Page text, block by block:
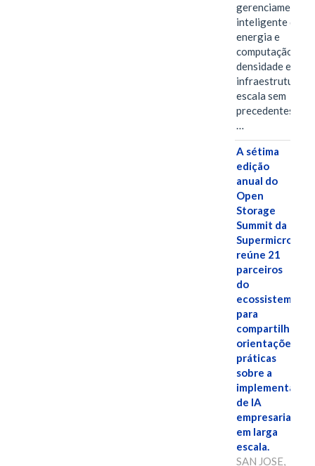
gerenciamento
inteligente de
energia e
computação de
densidade em
infraestrutura
escala sem
…
A sétima
edição
anual do
Open
Storage
Summit da
Supermicro
reúne 21
parceiros
do
ecossistema
para
compartilhar
orientações
práticas
sobre a
implementação
de IA
empresarial
em larga
escala.
SAN JOSE,